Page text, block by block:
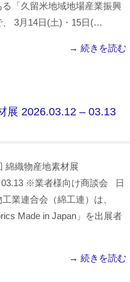
「久留米地域地場産業振興
、 3月14日(土)・15日(…
→ 続きを読む
展 2026.03.12 – 03.13
綿織物産地素材展
03.13 ※業者様向け商談会 日
業連合会（綿工連）は、
Made in Japan」を出展者
→ 続きを読む